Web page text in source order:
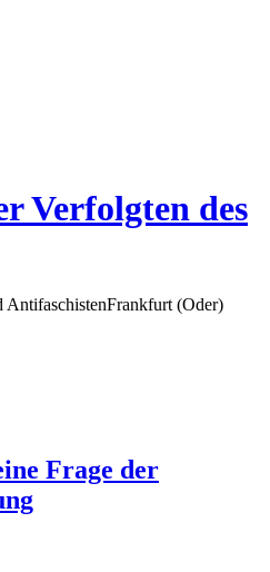
Verfolgten des
AntifaschistenFrankfurt (Oder)
Frage der